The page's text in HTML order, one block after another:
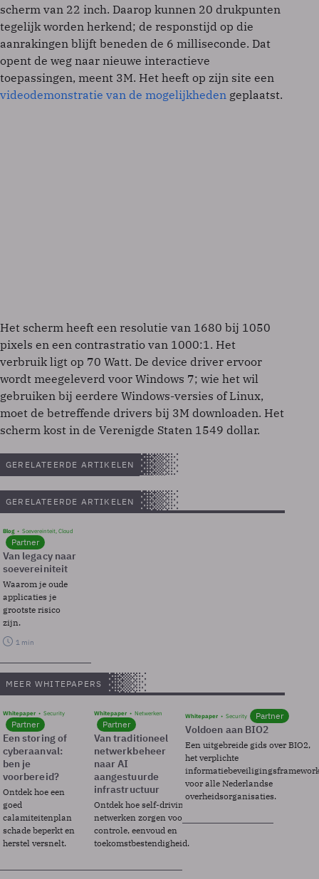
scherm van 22 inch. Daarop kunnen 20 drukpunten
tegelijk worden herkend; de responstijd op die
aanrakingen blijft beneden de 6 milliseconde. Dat
opent de weg naar nieuwe interactieve
toepassingen, meent 3M. Het heeft op zijn site een
videodemonstratie van de mogelijkheden geplaatst.
Het scherm heeft een resolutie van 1680 bij 1050
pixels en een contrastratio van 1000:1. Het
verbruik ligt op 70 Watt. De device driver ervoor
wordt meegeleverd voor Windows 7; wie het wil
gebruiken bij eerdere Windows-versies of Linux,
moet de betreffende drivers bij 3M downloaden. Het
scherm kost in de Verenigde Staten 1549 dollar.
GERELATEERDE ARTIKELEN
GERELATEERDE ARTIKELEN
Blog Soevereinteit, Cloud
Partner
Van legacy naar
soevereiniteit
Waarom je oude
applicaties je
grootste risico
zijn.
1 min
MEER WHITEPAPERS
Whitepaper Security
Partner
Een storing of
cyberaanval:
ben je
voorbereid?
Ontdek hoe een
goed
calamiteitenplan
schade beperkt en
herstel versnelt.
Whitepaper Netwerken
Partner
Van traditioneel
netwerkbeheer
naar AI
aangestuurde
infrastructuur
Ontdek hoe self-driving
netwerken zorgen voor
controle, eenvoud en
toekomstbestendigheid.
Whitepaper Security Partner
Voldoen aan BIO2
Een uitgebreide gids over BIO2,
het verplichte
voor alle Nederlandse
overheidsorganisaties.